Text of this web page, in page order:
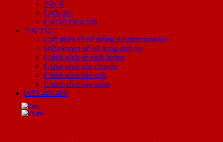
Bản lề
Chốt cửa
Cục hít chặn cửa
TIN TỨC
Giới thiệu về hệ thống Sieuthicuaonline
Điều khoản về sử dụng dịch vụ
Chính sách về chất lượng
Chính sách vận chuyển
Chính sách bảo mật
Chính sách bảo hành
0853.400.400